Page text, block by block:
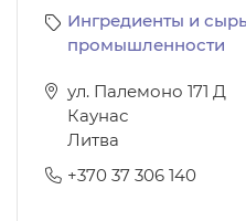
Ингредиенты и
промышленности
ул. Палемоно 171 Д
Каунас
Литва
+370 37 306 140